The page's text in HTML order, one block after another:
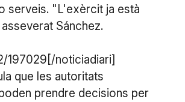
serveis. "L'exèrcit ja està
Sánchez.
197029[/noticiadiari]
que les autoritats
prendre decisions per